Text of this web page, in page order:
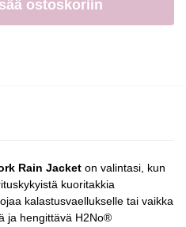
ostoskoriin
Rain Jacket on valintasi, kun
kuoritakkia
kalastusvaellukselle tai vaikka
ja hengittävä H2No®